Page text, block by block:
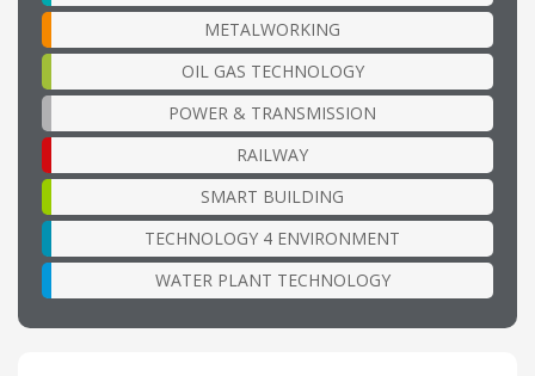
METALWORKING
OIL GAS TECHNOLOGY
POWER & TRANSMISSION
RAILWAY
SMART BUILDING
TECHNOLOGY 4 ENVIRONMENT
WATER PLANT TECHNOLOGY